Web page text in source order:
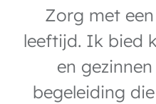
Zorg met
leeftijd. Ik bied
en
begeleiding